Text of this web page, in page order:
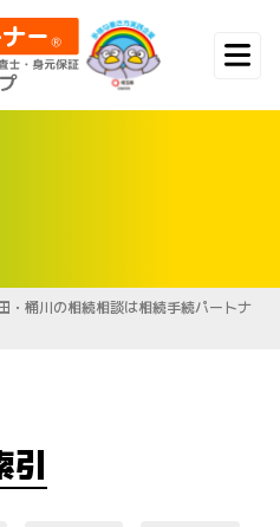
・桶川の相続相談は相続手続パートナ
引